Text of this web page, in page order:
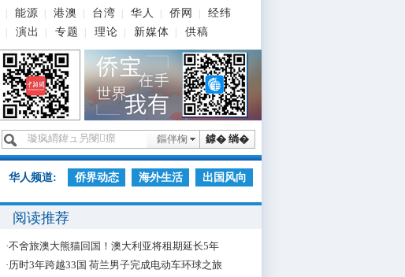
能源 港澳 台湾 华人 侨网
经纬
演出 专题 理论 新媒体 供稿
鎼� 绱�
鏂伴椈
华人频道: 侨界动态 海外生活 出国风向
阅读推荐
·不舍旅澳大熊猫回国！澳大利亚将租期延长5年
·历时3年跨越33国 荷兰男子完成电动车环球之旅